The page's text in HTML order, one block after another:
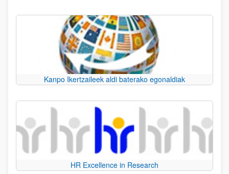
Kanpo Ikertzaileek aldi baterako egonaldiak
HR Excellence in Research